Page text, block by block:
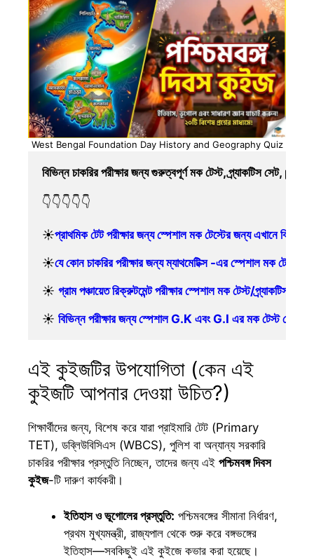
West Bengal Foundation Day History and Geography Quiz
বিভিন্ন চাকরির পরীক্ষার জন্য গুরুত্বপূর্ণ মক টেস্ট, প্র্যাকটিস সেট,
👇👇👇👇👇
☀️প্রাথমিক টেট পরীক্ষার জন্য স্পেশাল মক টেস্টের জন্য এখানে ক্লিক
☀️যে কোন চাকরির পরীক্ষার জন্য ম্যাথমেটিক্স -এর স্পেশাল মক
☀️ গ্রাম পঞ্চায়েত রিক্রুটমেন্ট পরীক্ষার স্পেশাল মক টেস্ট/প্র্যাকটিস
☀️ বিভিন্ন পরীক্ষার জন্য স্পেশাল G.K এবং G.I এর মক টেস্ট
এই কুইজটির উপযোগিতা (কেন এই
কুইজটি আপনার দেওয়া উচিত?)
​শিক্ষার্থীদের জন্য, বিশেষ করে যারা প্রাইমারি টেট (Primary
TET), ডব্লিউবিসিএস (WBCS), পুলিশ বা অন্যান্য সরকারি
চাকরির পরীক্ষার প্রস্তুতি নিচ্ছেন, তাদের জন্য এই পশ্চিমবঙ্গ দিবস
কুইজ-টি দারুণ কার্যকরী।
ইতিহাস ও ভূগোলের প্রস্তুতি: পশ্চিমবঙ্গের সীমানা নির্ধারণ,
প্রথম মুখ্যমন্ত্রী, রাজ্যপাল থেকে শুরু করে বঙ্গভঙ্গের
ইতিহাস—সবকিছুই এই কুইজে কভার করা হয়েছে।